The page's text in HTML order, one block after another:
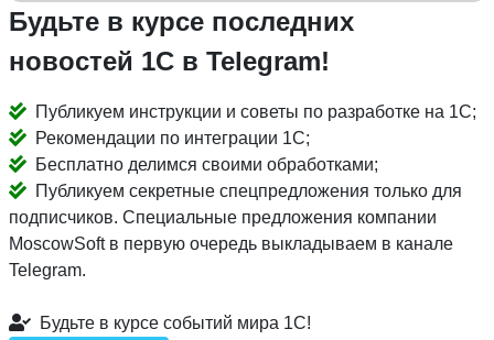
Будьте в курсе последних
новостей 1С в Telegram!
Публикуем инструкции и советы по разработке на 1С;
Рекомендации по интеграции 1С;
Бесплатно делимся своими обработками;
Публикуем секретные спецпредложения только для
подписчиков. Специальные предложения компании
MoscowSoft в первую очередь выкладываем в канале
Telegram.
Будьте в курсе событий мира 1С!